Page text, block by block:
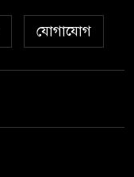
যোগাযোগ